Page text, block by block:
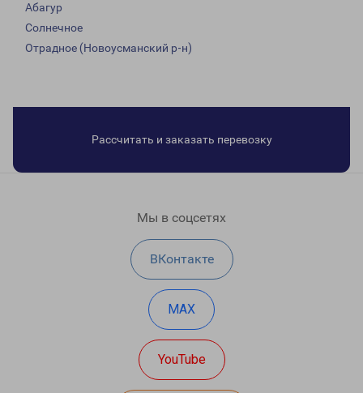
Абагур
Солнечное
Отрадное (Новоусманский р-н)
Рассчитать и заказать перевозку
Мы в соцсетях
ВКонтакте
MAX
YouTube